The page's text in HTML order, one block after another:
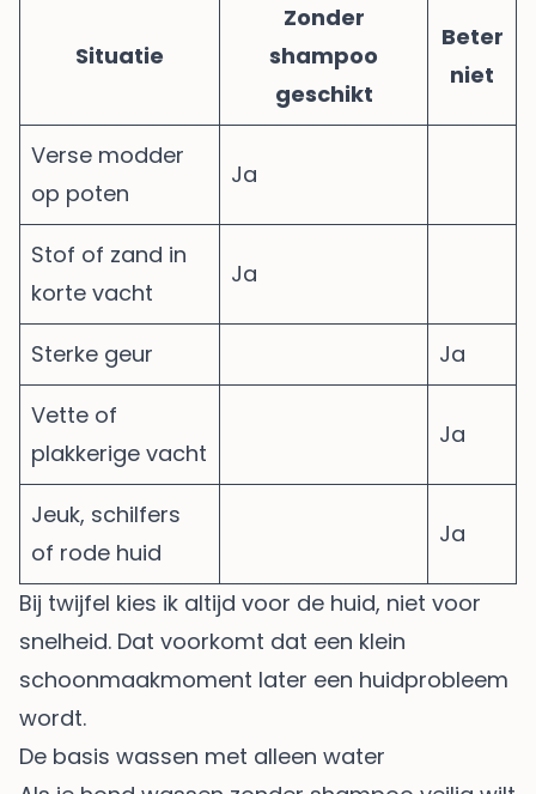
Situatie
Zonder
shampoo
geschikt
Beter
niet
Verse modder
op poten
Ja
Stof of zand in
korte vacht
Ja
Sterke geur Ja
Vette of
plakkerige vacht
Ja
Jeuk, schilfers
of rode huid
Ja
Bij twijfel kies ik altijd voor de huid, niet voor
snelheid. Dat voorkomt dat een klein
schoonmaakmoment later een huidprobleem
wordt.
De basis wassen met alleen water